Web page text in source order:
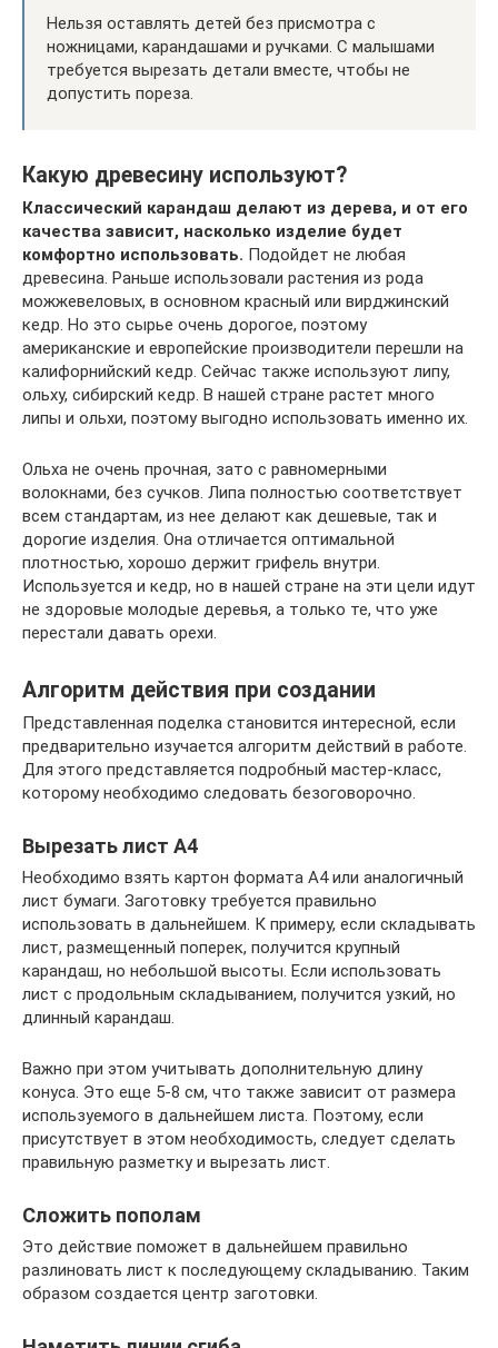
Нельзя оставлять детей без присмотра с
ножницами, карандашами и ручками. С малышами
требуется вырезать детали вместе, чтобы не
допустить пореза.
Какую древесину используют?
Классический карандаш делают из дерева, и от его
качества зависит, насколько изделие будет
комфортно использовать. Подойдет не любая
древесина. Раньше использовали растения из рода
можжевеловых, в основном красный или вирджинский
кедр. Но это сырье очень дорогое, поэтому
американские и европейские производители перешли на
калифорнийский кедр. Сейчас также используют липу,
ольху, сибирский кедр. В нашей стране растет много
липы и ольхи, поэтому выгодно использовать именно их.
Ольха не очень прочная, зато с равномерными
волокнами, без сучков. Липа полностью соответствует
всем стандартам, из нее делают как дешевые, так и
дорогие изделия. Она отличается оптимальной
плотностью, хорошо держит грифель внутри.
Используется и кедр, но в нашей стране на эти цели идут
не здоровые молодые деревья, а только те, что уже
перестали давать орехи.
Алгоритм действия при создании
Представленная поделка становится интересной, если
предварительно изучается алгоритм действий в работе.
Для этого представляется подробный мастер-класс,
которому необходимо следовать безоговорочно.
Вырезать лист А4
Необходимо взять картон формата А4 или аналогичный
лист бумаги. Заготовку требуется правильно
использовать в дальнейшем. К примеру, если складывать
лист, размещенный поперек, получится крупный
карандаш, но небольшой высоты. Если использовать
лист с продольным складыванием, получится узкий, но
длинный карандаш.
Важно при этом учитывать дополнительную длину
конуса. Это еще 5-8 см, что также зависит от размера
используемого в дальнейшем листа. Поэтому, если
присутствует в этом необходимость, следует сделать
правильную разметку и вырезать лист.
Сложить пополам
Это действие поможет в дальнейшем правильно
разлиновать лист к последующему складыванию. Таким
образом создается центр заготовки.